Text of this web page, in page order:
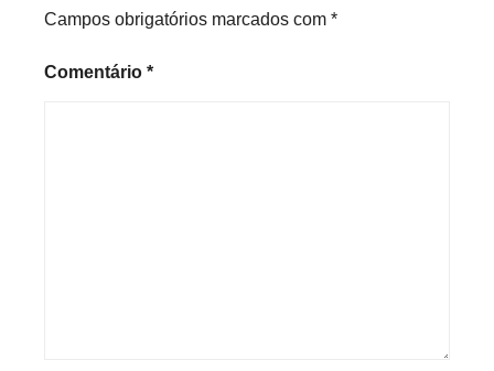
Campos obrigatórios marcados com *
Comentário *